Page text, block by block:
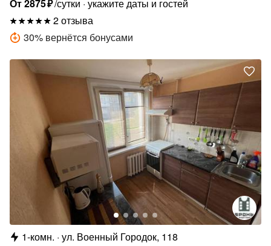
От2875₽/сутки укажите даты и гостей
2 отзыва
30% вернётся бонусами
1-комн. ул. Военный Городок, 118